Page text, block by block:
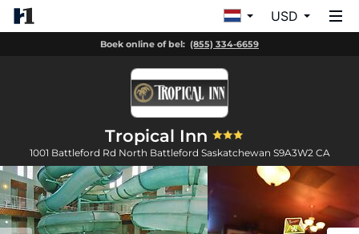
USD
Boek online of bel: (855) 334-6659
Tropical Inn
1001 Battleford Rd North Battleford Saskatchewan S9A3W2 CA